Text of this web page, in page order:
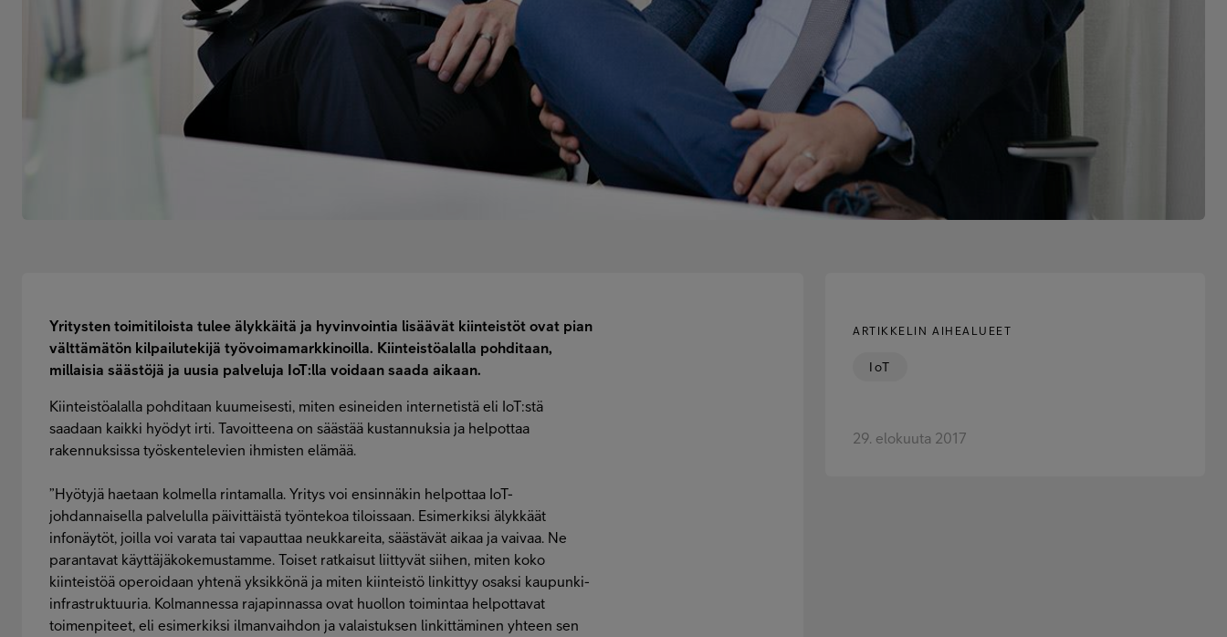
Yritysten toimitiloista tulee älykkäitä ja hyvinvointia lisäävät kiinteistöt ovat pian
välttämätön kilpailutekijä työvoimamarkkinoilla. Kiinteistöalalla pohditaan,
millaisia säästöjä ja uusia palveluja IoT:lla voidaan saada aikaan.
Kiinteistöalalla pohditaan kuumeisesti, miten esineiden internetistä eli IoT:stä
saadaan kaikki hyödyt irti. Tavoitteena on säästää kustannuksia ja helpottaa
rakennuksissa työskentelevien ihmisten elämää.
”Hyötyjä haetaan kolmella rintamalla. Yritys voi ensinnäkin helpottaa IoT-
johdannaisella palvelulla päivittäistä työntekoa tiloissaan. Esimerkiksi älykkäät
infonäytöt, joilla voi varata tai vapauttaa neukkareita, säästävät aikaa ja vaivaa. Ne
parantavat käyttäjäkokemustamme. Toiset ratkaisut liittyvät siihen, miten koko
kiinteistöä operoidaan yhtenä yksikkönä ja miten kiinteistö linkittyy osaksi kaupunki-
infrastruktuuria. Kolmannessa rajapinnassa ovat huollon toimintaa helpottavat
toimenpiteet, eli esimerkiksi ilmanvaihdon ja valaistuksen linkittäminen yhteen sen
ARTIKKELIN AIHEALUEET
IoT
29. elokuuta 2017